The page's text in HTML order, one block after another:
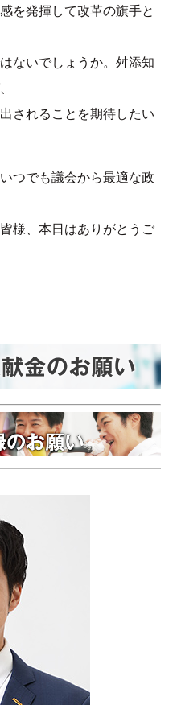
を発揮して改革の旗手と
ないでしょうか。舛添知
されることを期待したい
つでも議会から最適な政
様、本日はありがとうご